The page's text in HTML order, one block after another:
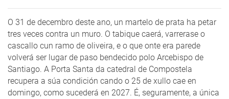
O 31 de decembro deste ano, un martelo de prata ha petar
tres veces contra un muro. O tabique caerá, varrerase o
cascallo cun ramo de oliveira, e o que onte era parede
volverá ser lugar de paso bendecido polo Arcebispo de
Santiago. A Porta Santa da catedral de Compostela
recupera a súa condición cando o 25 de xullo cae en
domingo, como sucederá en 2027. É, seguramente, a única